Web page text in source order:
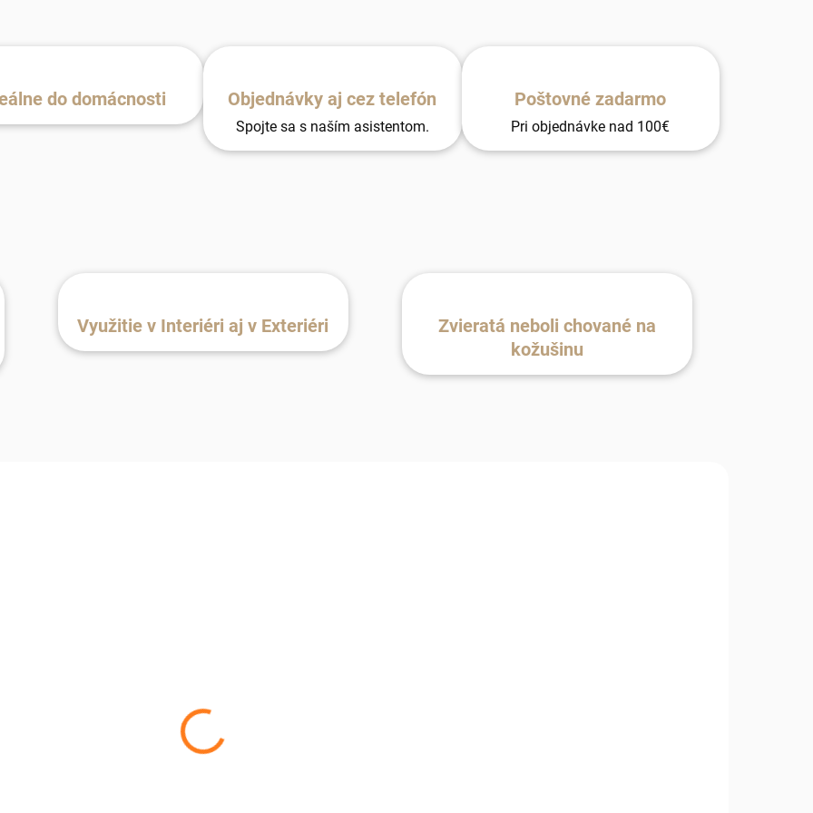
do domácnosti Objednávky aj cez telefón
Spojte sa s naším asistentom.
Poštovné zadarmo
Pri objednávke nad 100€
Využitie v Interiéri aj v Exteriéri
Zvieratá neboli chované na
kožušinu